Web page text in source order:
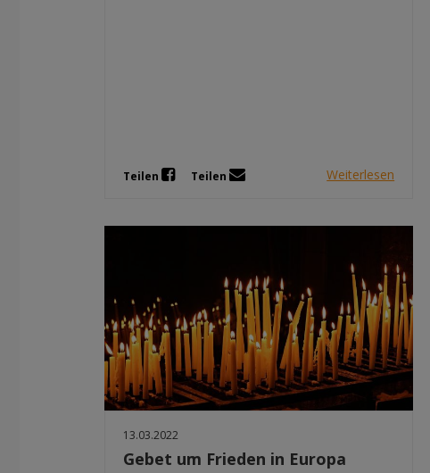
Teilen Teilen Weiterlesen
13.03.2022
Gebet um Frieden in Europa